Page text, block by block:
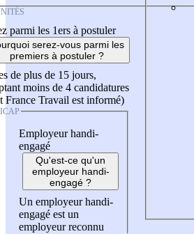
parmi les 1ers à postuler
serez-vous parmi les
premiers à postuler ?
de plus de 15 jours,
moins de 4 candidatures
France Travail est informé)
Employeur handi-
engagé
Qu'est-ce qu'un
employeur handi-
engagé ?
Un employeur handi-
engagé est un
employeur reconnu